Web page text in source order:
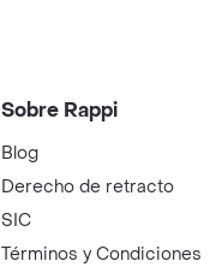
Sobre Rappi
Blog
Derecho de retracto
SIC
Términos y Condiciones